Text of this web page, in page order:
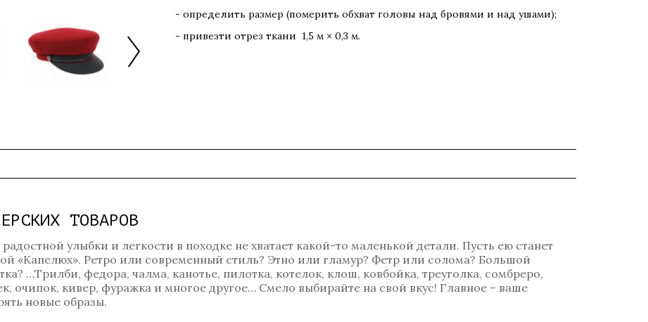
- определить размер (померить обхват головы над бровями и над ушами);
- привезти отрез ткани 1,5 м × 0,3 м.
ТОВАРОВ
улыбки и легкости в походке не хватает какой-то маленькой детали. Пусть ею станет
«Капелюх». Ретро или современный стиль? Этно или гламур? Фетр или солома? Большой
…Трилби, федора, чалма, канотье, пилотка, котелок, клош, ковбойка, треуголка, сомбреро,
очипок, кивер, фуражка и многое другое… Смело выбирайте на свой вкус! Главное – ваше
новые образы.